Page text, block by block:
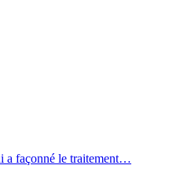
a façonné le traitement…